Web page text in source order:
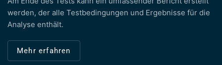
werden, der alle Testbedingungen und Ergebnisse für die
Analyse enthält.
Mehr erfahren